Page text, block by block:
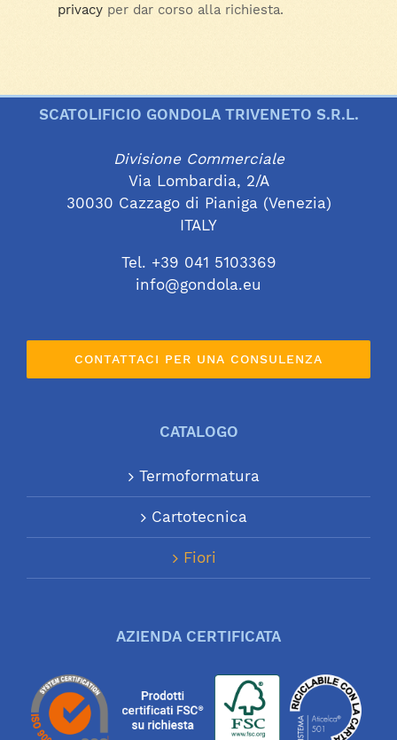
privacy per dar corso alla richiesta.
SCATOLIFICIO GONDOLA TRIVENETO S.R.L.
Divisione Commerciale
Via Lombardia, 2/A
30030 Cazzago di Pianiga (Venezia)
ITALY
Tel. +39 041 5103369
info@gondola.eu
CONTATTACI PER UNA CONSULENZA
CATALOGO
Termoformatura
Cartotecnica
Fiori
AZIENDA CERTIFICATA